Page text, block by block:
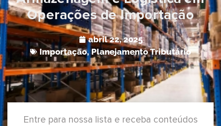
Operações de Importação
abril 22, 2025
Importação, Planejamento Tributário
Entre para nossa lista e receba conteúdos